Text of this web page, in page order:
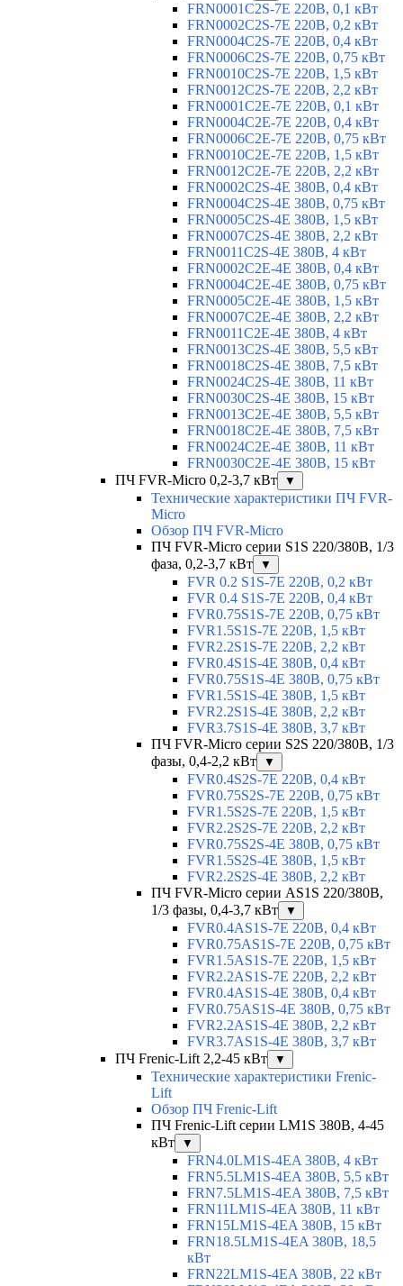
FRN0001C2S-7E 220В, 0,1 кВт
FRN0002C2S-7E 220В, 0,2 кВт
FRN0004C2S-7E 220В, 0,4 кВт
FRN0006C2S-7E 220В, 0,75 кВт
FRN0010C2S-7E 220В, 1,5 кВт
FRN0012C2S-7E 220В, 2,2 кВт
FRN0001C2E-7E 220В, 0,1 кВт
FRN0004C2E-7E 220В, 0,4 кВт
FRN0006C2E-7E 220В, 0,75 кВт
FRN0010C2E-7E 220В, 1,5 кВт
FRN0012C2E-7E 220В, 2,2 кВт
FRN0002C2S-4E 380В, 0,4 кВт
FRN0004C2S-4E 380В, 0,75 кВт
FRN0005C2S-4E 380В, 1,5 кВт
FRN0007C2S-4E 380В, 2,2 кВт
FRN0011C2S-4E 380В, 4 кВт
FRN0002C2E-4E 380В, 0,4 кВт
FRN0004C2E-4E 380В, 0,75 кВт
FRN0005C2E-4E 380В, 1,5 кВт
FRN0007C2E-4E 380В, 2,2 кВт
FRN0011C2E-4E 380В, 4 кВт
FRN0013C2S-4E 380В, 5,5 кВт
FRN0018C2S-4E 380В, 7,5 кВт
FRN0024C2S-4E 380В, 11 кВт
FRN0030C2S-4E 380В, 15 кВт
FRN0013C2E-4E 380В, 5,5 кВт
FRN0018C2E-4E 380В, 7,5 кВт
FRN0024C2E-4E 380В, 11 кВт
FRN0030C2E-4E 380В, 15 кВт
ПЧ FVR-Micro 0,2-3,7 кВт
▼
Технические характеристики ПЧ FVR-
Micro
Обзор ПЧ FVR-Micro
ПЧ FVR-Micro серии S1S 220/380В, 1/3
фаза, 0,2-3,7 кВт
▼
FVR 0.2 S1S-7E 220В, 0,2 кВт
FVR 0.4 S1S-7E 220В, 0,4 кВт
FVR0.75S1S-7E 220В, 0,75 кВт
FVR1.5S1S-7E 220В, 1,5 кВт
FVR2.2S1S-7E 220В, 2,2 кВт
FVR0.4S1S-4E 380В, 0,4 кВт
FVR0.75S1S-4E 380В, 0,75 кВт
FVR1.5S1S-4E 380В, 1,5 кВт
FVR2.2S1S-4E 380В, 2,2 кВт
FVR3.7S1S-4E 380В, 3,7 кВт
ПЧ FVR-Micro серии S2S 220/380В, 1/3
фазы, 0,4-2,2 кВт
▼
FVR0.4S2S-7E 220В, 0,4 кВт
FVR0.75S2S-7E 220В, 0,75 кВт
FVR1.5S2S-7E 220В, 1,5 кВт
FVR2.2S2S-7E 220В, 2,2 кВт
FVR0.75S2S-4E 380В, 0,75 кВт
FVR1.5S2S-4E 380В, 1,5 кВт
FVR2.2S2S-4E 380В, 2,2 кВт
ПЧ FVR-Micro серии AS1S 220/380В,
1/3 фазы, 0,4-3,7 кВт
▼
FVR0.4AS1S-7E 220В, 0,4 кВт
FVR0.75AS1S-7E 220В, 0,75 кВт
FVR1.5AS1S-7E 220В, 1,5 кВт
FVR2.2AS1S-7E 220В, 2,2 кВт
FVR0.4AS1S-4E 380В, 0,4 кВт
FVR0.75AS1S-4E 380В, 0,75 кВт
FVR2.2AS1S-4E 380В, 2,2 кВт
FVR3.7AS1S-4E 380В, 3,7 кВт
ПЧ Frenic-Lift 2,2-45 кВт
▼
Технические характеристики Frenic-
Lift
Обзор ПЧ Frenic-Lift
ПЧ Frenic-Lift серии LM1S 380В, 4-45
кВт
▼
FRN4.0LM1S-4EA 380В, 4 кВт
FRN5.5LM1S-4EA 380В, 5,5 кВт
FRN7.5LM1S-4EA 380В, 7,5 кВт
FRN11LM1S-4EA 380В, 11 кВт
FRN15LM1S-4EA 380В, 15 кВт
FRN18.5LM1S-4EA 380В, 18,5
кВт
FRN22LM1S-4EA 380В, 22 кВт